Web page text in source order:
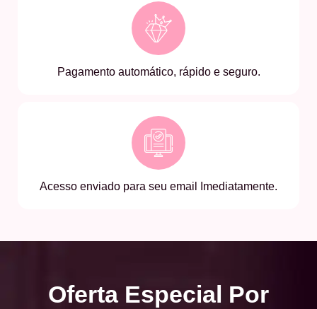
Pagamento automático, rápido e seguro.
Acesso enviado para seu email Imediatamente.
Oferta Especial Por